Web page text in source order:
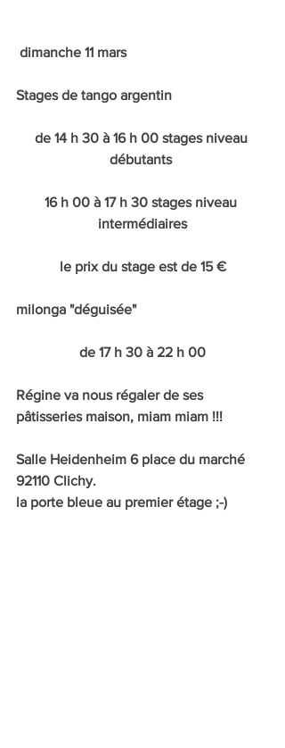
dimanche 11 mars
Stages de tango argentin
de 14 h 30 à 16 h 00 stages niveau
débutants
16 h 00 à 17 h 30 stages niveau
intermédiaires
le prix du stage est de 15 €
milonga "déguisée"
de 17 h 30 à 22 h 00
Régine va nous régaler de ses
pâtisseries maison, miam miam !!!
Salle Heidenheim 6 place du marché
92110 Clichy.
la porte bleue au premier étage ;-)